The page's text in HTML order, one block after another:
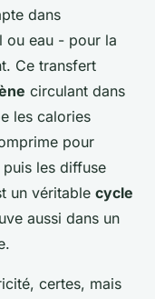
dans
ou eau - pour la
Ce transfert
circulant dans
les calories
pour
les diffuse
un véritable cycle
aussi dans un
certes, mais